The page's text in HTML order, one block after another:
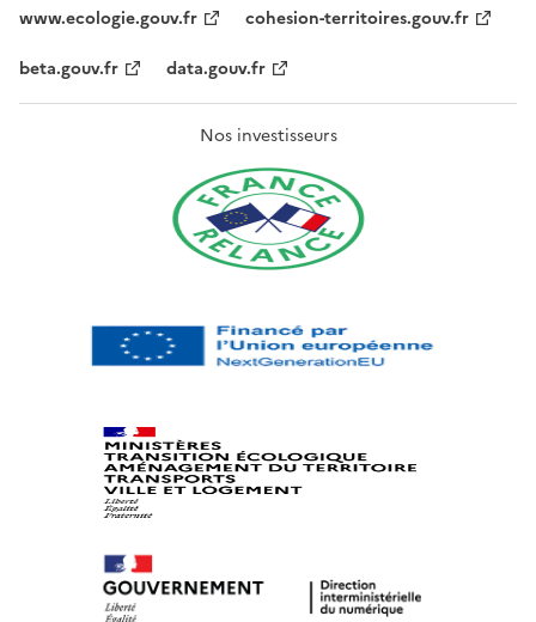
www.ecologie.gouv.fr
cohesion-territoires.gouv.fr
beta.gouv.fr
data.gouv.fr
Nos investisseurs